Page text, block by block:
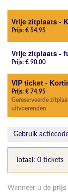
Vrije zitplaats -
Prijs: € 54,95
Vrije zitplaats -
Prijs: € 90,00
VIP ticket -
Prijs: € 74,95
Gereserveerde
uitvoerenden
Gebruik
Totaal: 0 tickets
Wanneer u de prijs